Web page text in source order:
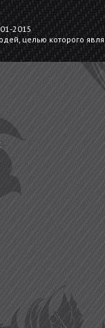
2015
целью которого